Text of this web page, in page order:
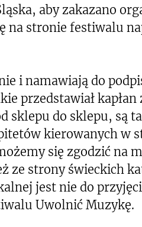
aby zakazano
stronie festiwalu
i namawiają do
przedstawiał kapłan
sklepu do sklepu, są
kierowanych w
się zgodzić na
ze strony świeckich
jest nie do
Uwolnić Muzykę.